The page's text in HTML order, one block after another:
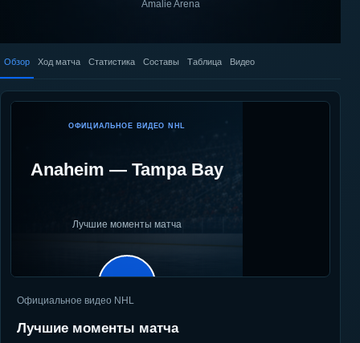
Amalie Arena
Обзор Ход матча Статистика Составы Таблица Видео
ОФИЦИАЛЬНОЕ ВИДЕО NHL
Anaheim — Tampa Bay
Лучшие моменты матча
▶
Официальное видео NHL
Лучшие моменты матча